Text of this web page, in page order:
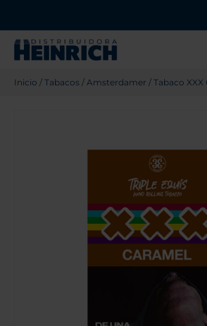
Inicio / Tabacos / Amsterdamer / Tabaco